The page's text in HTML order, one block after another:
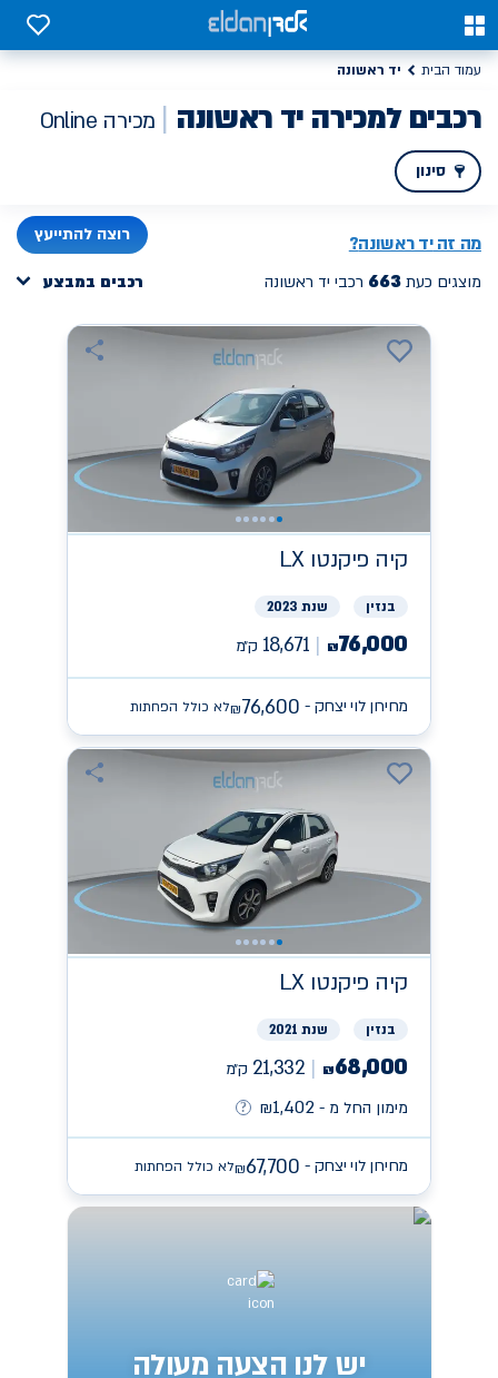
0
0
עמוד הבית יד ראשונה
רכבים למכירה יד ראשונה מכירה Online
סינון
מה זהיד ראשונה? רוצה להתייעץ
מוצגים כעת רכבי יד ראשונה רכבים במבצע
קיה פיקנטו LX
בנזין שנת 2023
₪76,000
18,671 ק״מ
מחירון לוי יצחק - ₪76,600 לא כולל הפחתות
קיה פיקנטו LX
בנזין שנת 2021
₪68,000
21,332 ק״מ
מימון החל מ -
₪1,402
מחירון לוי יצחק - ₪67,700 לא כולל הפחתות
יש לנו הצעה מעולה
רכבים למכירה יד ראשונה | אלדן מכירת רכב ONLINE